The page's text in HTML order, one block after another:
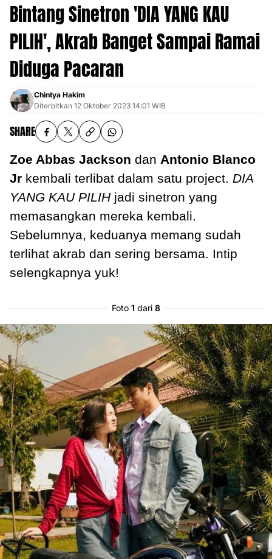
Bintang Sinetron 'DIA YANG KAU
PILIH', Akrab Banget Sampai Ramai
Diduga Pacaran
Chintya Hakim
Diterbitkan 12 Oktober 2023 14:01 WIB
SHARE
Zoe Abbas Jackson dan Antonio Blanco
Jr kembali terlibat dalam satu project. DIA
YANG KAU PILIH jadi sinetron yang
memasangkan mereka kembali.
Sebelumnya, keduanya memang sudah
terlihat akrab dan sering bersama. Intip
selengkapnya yuk!
Foto 1 dari 8